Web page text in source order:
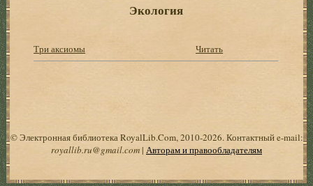
Экология
Три аксиомы Читать
© Электронная библиотека RoyalLib.Com, 2010-2026. Контактный e-mail:
royallib.ru@gmail.com| Авторам и правообладателям